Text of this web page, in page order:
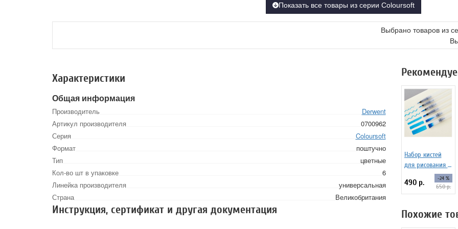
Показать все товары из серии Coloursoft
Выбрано товаров из
Характеристики
Общая информация
Производитель
Derwent
Артикул производителя
0700962
Серия
Coloursoft
Формат
поштучно
Тип
цветные
Кол-во шт в упаковке
6
Линейка производителя
универсальная
Страна
Великобритания
Инструкция, сертификат и другая документация
Набор кистей
для рисования c
резервуаром
Water Brush set
№1, 6 штук
490 р. -24 %
650 р.
Похожие